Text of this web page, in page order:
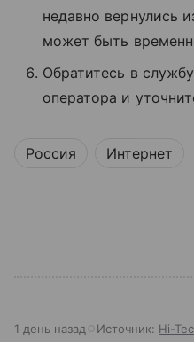
недавно вернулись
может быть
Обратитесь в
оператора и
Россия Интернет
1 день назад Источник: Hi-